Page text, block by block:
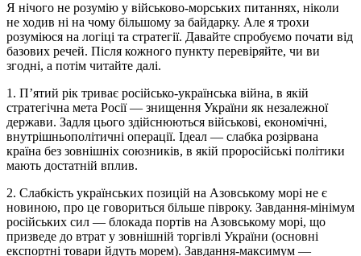
Я нічого не розумію у військово-морських питаннях, ніколи
не ходив ні на чому більшому за байдарку. Але я трохи
розуміюся на логіці та стратегії. Давайте спробуємо почати від
базових речей. Після кожного пункту перевіряйте, чи ви
згодні, а потім читайте далі.
1. П’ятий рік триває російсько-українська війна, в якій
стратегічна мета Росії — знищення України як незалежної
держави. Задля цього здійснюються військові, економічні,
внутрішньополітичні операції. Ідеал — слабка розірвана
країна без зовнішніх союзників, в якій проросійські політики
мають достатній вплив.
2. Слабкість українських позицій на Азовському морі не є
новиною, про це говориться більше півроку. Завдання-мінімум
російських сил — блокада портів на Азовському морі, що
призведе до втрат у зовнішній торгівлі України (основні
експортні товари йдуть морем). Завдання-максимум —